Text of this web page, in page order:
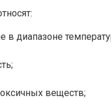
диапазоне
веществ;